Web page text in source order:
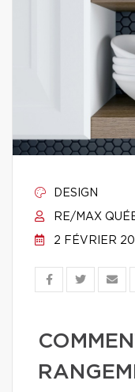
DESIGN
RE/MAX
2 FÉVRIER